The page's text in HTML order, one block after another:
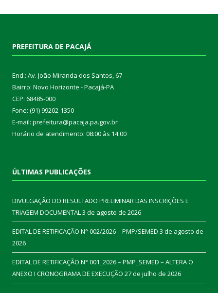
PREFEITURA DE PACAJÁ
End.: Av. João Miranda dos Santos, 67
Bairro: Novo Horizonte - Pacajá-PA
CEP: 68485-000
Fone: (91) 99202-1350
E-mail: prefeitura@pacaja.pa.gov.br
Horário de atendimento: 08:00 às 14:00
ÚLTIMAS PUBLICAÇÕES
DIVULGAÇÃO DO RESULTADO PRELIMINAR DAS INSCRIÇÕES E
TRIAGEM DOCUMENTAL 3 de agosto de 2026
EDITAL DE RETIFICAÇÃO N° 002/2026 – PMP/SEMED 3 de agosto de
2026
EDITAL DE RETIFICAÇÃO N° 001_2026 – PMP_SEMED – ALTERA O
ANEXO I CRONOGRAMA DE EXECUÇÃO 27 de julho de 2026